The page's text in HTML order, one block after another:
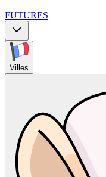
FUTURES
Villes